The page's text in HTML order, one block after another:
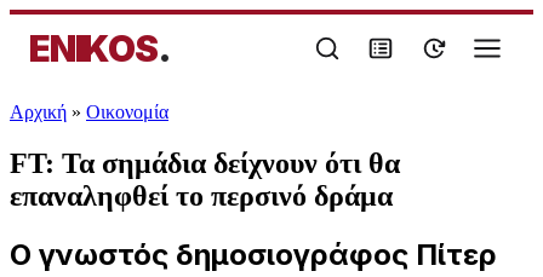
ENIKOS.
Αρχική » Oικονομία
FT: Τα σημάδια δείχνουν ότι θα
επαναληφθεί το περσινό δράμα
Ο γνωστός δημοσιογράφος Πίτερ